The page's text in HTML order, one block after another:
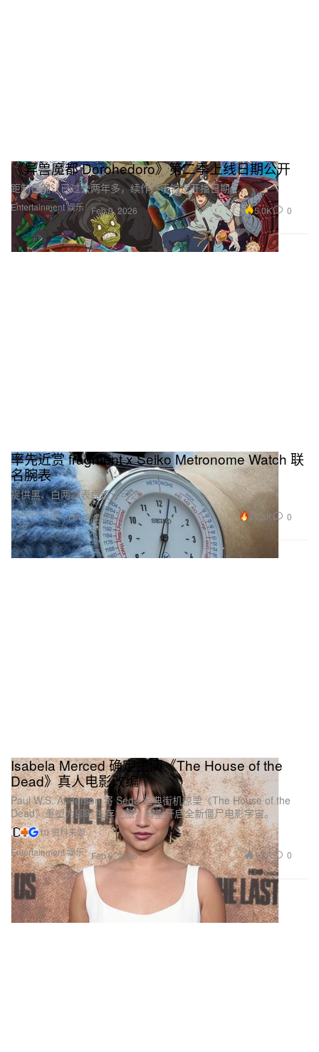
Entertainment 娱乐
《异兽魔都 Dorohedoro》第二季上线日期公开
距制作确认已过去两年多，续作终于锁定开播日期。
Feb 9, 2026 5.0K 0
Fashion 时装
率先近赏 fragment x Seiko Metronome Watch 联
名腕表
提供黑、白两款表盘设计可选。
Feb 9, 2026 20.6K 0
Entertainment 娱乐
Isabela Merced 确定主演《The House of the
Dead》真人电影改编
Paul W.S. Anderson 将 Sega 经典街机惊栗《The House of the
Dead》重塑为即时生存之旅，有望开启全新僵尸电影宇宙。
10 资料来源
Feb 9, 2026
1.7K 0